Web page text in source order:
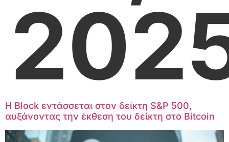
H Block εντάσσεται στον δείκτη S&P 500,
αυξάνοντας την έκθεση του δείκτη στο Bitcoin